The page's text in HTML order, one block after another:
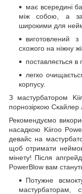
має всередині
між собою, а
широкими для
виготовлений
схожого на ніжну
поставляється в
легко
корпусу.
З мастурбатором
порнозіркою
Рекомендуємо
насадкою Kiiroo
девайс на
щоб отримати
мінету! Після
PowerBlow вам
Потужне
мастурбаторам,